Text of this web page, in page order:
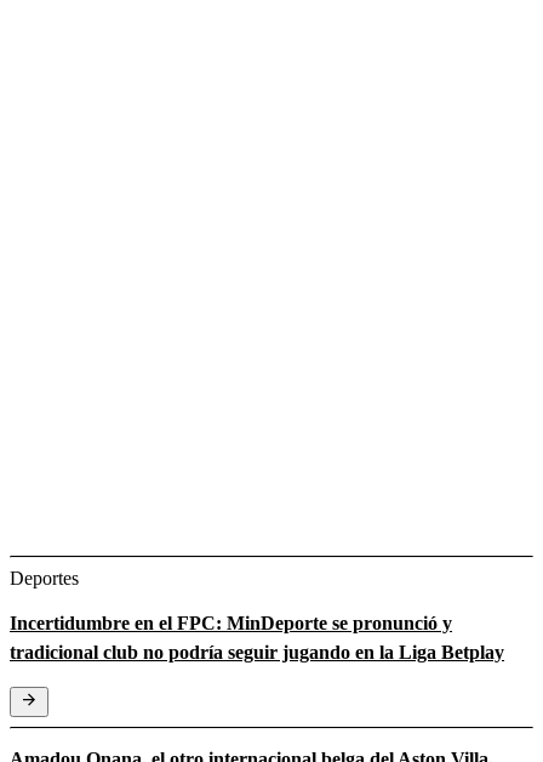
Deportes
Incertidumbre en el FPC: MinDeporte se pronunció y
tradicional club no podría seguir jugando en la Liga Betplay